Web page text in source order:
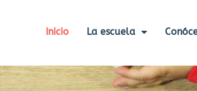
Inicio La escuela